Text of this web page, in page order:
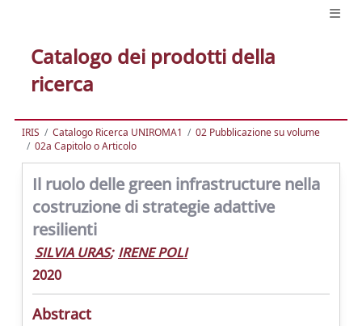
Catalogo dei prodotti della
ricerca
IRIS Catalogo Ricerca UNIROMA1
02 Pubblicazione su volume
02a Capitolo o Articolo
Il ruolo delle green infrastructure nella
costruzione di strategie adattive
resilienti
SILVIA URAS; IRENE POLI
2020
Abstract